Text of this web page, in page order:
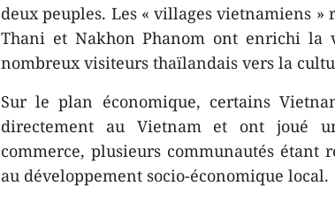
deux peuples. Les « villages vietnamiens
Thani et Nakhon Phanom ont enrichi
nombreux visiteurs thaïlandais vers la
Sur le plan économique, certains
directement au Vietnam et ont joué
commerce, plusieurs communautés étant
au développement socio-économique local.